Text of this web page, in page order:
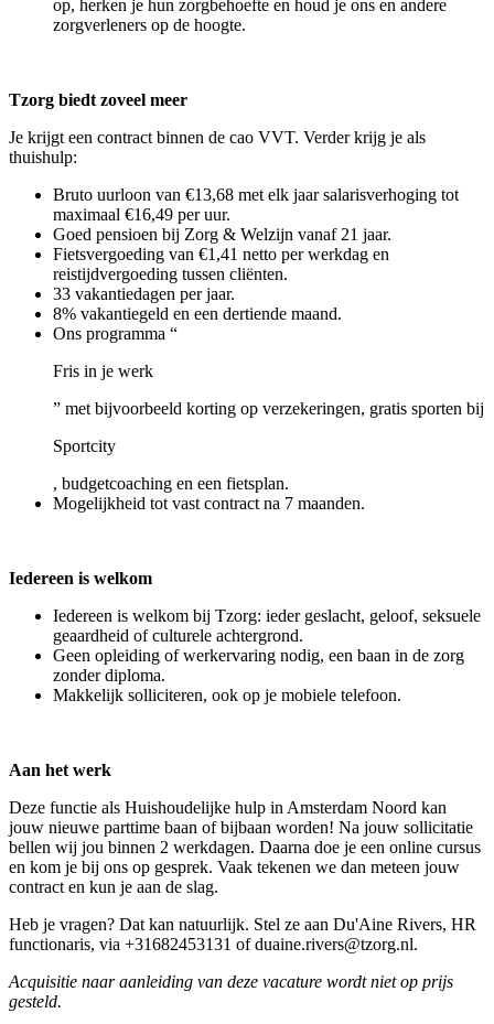
op, herken je hun zorgbehoefte en houd je ons en andere
zorgverleners op de hoogte.
Tzorg biedt zoveel meer
Je krijgt een contract binnen de cao VVT. Verder krijg je als
thuishulp:
Bruto uurloon van €13,68 met elk jaar salarisverhoging tot
maximaal €16,49 per uur.
Goed pensioen bij Zorg & Welzijn vanaf 21 jaar.
Fietsvergoeding van €1,41 netto per werkdag en
reistijdvergoeding tussen cliënten.
33 vakantiedagen per jaar.
8% vakantiegeld en een dertiende maand.
Ons programma “
Fris in je werk
” met bijvoorbeeld korting op verzekeringen, gratis sporten bij
Sportcity
, budgetcoaching en een fietsplan.
Mogelijkheid tot vast contract na 7 maanden.
Iedereen is welkom
Iedereen is welkom bij Tzorg: ieder geslacht, geloof, seksuele
geaardheid of culturele achtergrond.
Geen opleiding of werkervaring nodig, een baan in de zorg
zonder diploma.
Makkelijk solliciteren, ook op je mobiele telefoon.
Aan het werk
Deze functie als Huishoudelijke hulp in Amsterdam Noord kan
jouw nieuwe parttime baan of bijbaan worden! Na jouw sollicitatie
bellen wij jou binnen 2 werkdagen. Daarna doe je een online cursus
en kom je bij ons op gesprek. Vaak tekenen we dan meteen jouw
contract en kun je aan de slag.
Heb je vragen? Dat kan natuurlijk. Stel ze aan Du'Aine Rivers, HR
functionaris, via +31682453131 of duaine.rivers@tzorg.nl.
Acquisitie naar aanleiding van deze vacature wordt niet op prijs
gesteld.